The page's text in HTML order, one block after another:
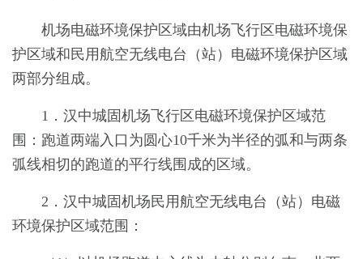
机场电磁环境保护区域由机场飞行区电磁环境保
护区域和民用航空无线电台（站）电磁环境保护区域
两部分组成。
1．汉中城固机场飞行区电磁环境保护区域范
围：跑道两端入口为圆心10千米为半径的弧和与两条
弧线相切的跑道的平行线围成的区域。
2．汉中城固机场民用航空无线电台（站）电磁
环境保护区域范围：